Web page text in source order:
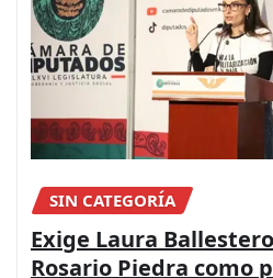
SIN CATEGORÍA
Exige Laura
Rosario Piedra como